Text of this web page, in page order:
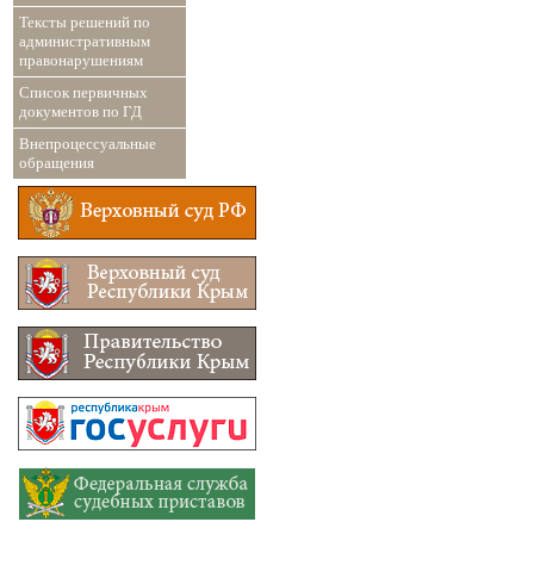
Тексты решений по
административным
правонарушениям
Список первичных
документов по ГД
Внепроцессуальные
обращения